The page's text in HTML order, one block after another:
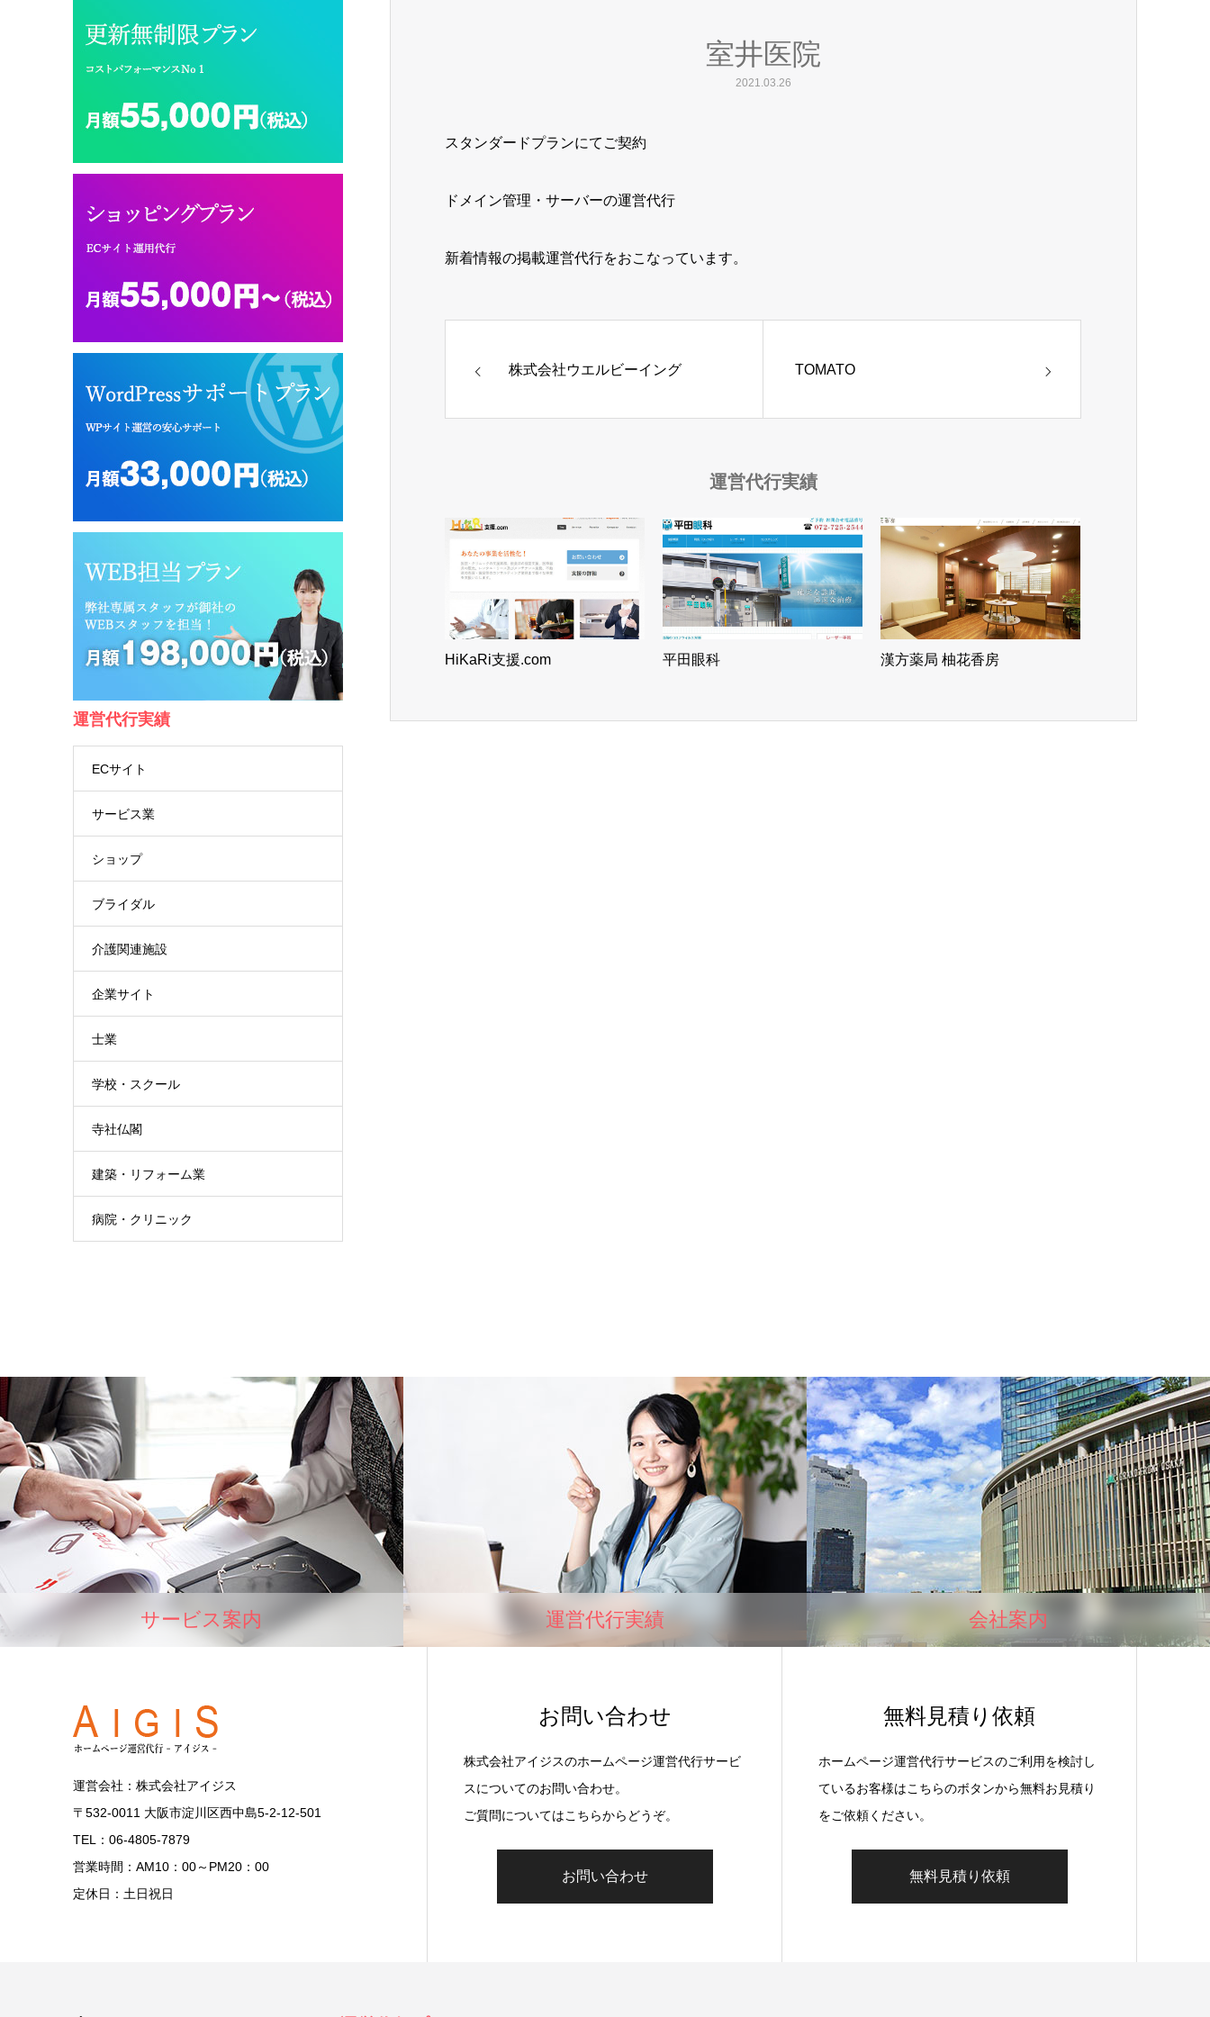
室井医院
2021.03.26
スタンダードプランにてご契約
ドメイン管理・サーバーの運営代行
新着情報の掲載運営代行をおこなっています。
株式会社ウエルビーイング TOMATO
運営代行実績
HiKaRi支援.com 平田眼科 漢方薬局 柚花香房
運営代行実績
ECサイト
サービス業
ショップ
ブライダル
介護関連施設
企業サイト
士業
学校・スクール
寺社仏閣
建築・リフォーム業
病院・クリニック
サービス案内 運営代行実績 会社案内
運営会社：株式会社アイジス
〒532-0011 大阪市淀川区西中島5-2-12-501
TEL：06-4805-7879
営業時間：AM10：00～PM20：00
定休日：土日祝日
お問い合わせ
株式会社アイジスのホームページ運営代行サービ
スについてのお問い合わせ。
ご質問についてはこちらからどうぞ。
お問い合わせ
無料見積り依頼
ホームページ運営代行サービスのご利用を検討し
ているお客様はこちらのボタンから無料お見積り
をご依頼ください。
無料見積り依頼